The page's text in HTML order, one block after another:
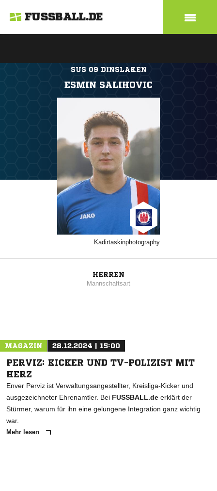
FUSSBALL.DE
SUS 09 DINSLAKEN
ESMIN SALIHOVIC
Kadirtaskinphotography
HERREN
Mannschaftsart
MAGAZIN 28.12.2024 | 15:00
PERVIZ: KICKER UND TV-POLIZIST MIT
HERZ
Enver Perviz ist Verwaltungsangestellter, Kreisliga-Kicker und
ausgezeichneter Ehrenamtler. Bei FUSSBALL.de erklärt der
Stürmer, warum für ihn eine gelungene Integration ganz wichtig
war.
Mehr lesen